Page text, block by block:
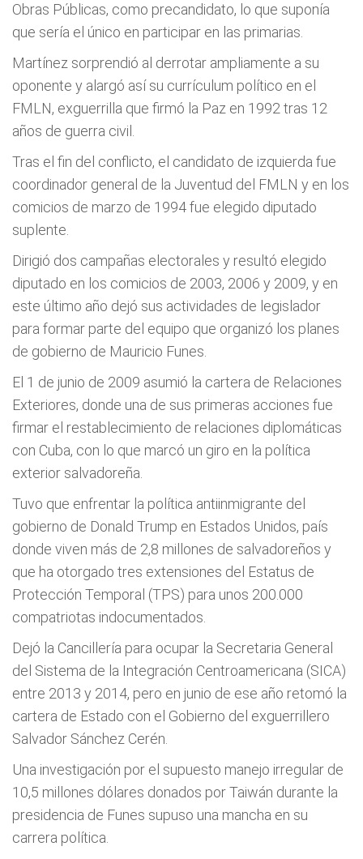
Obras Públicas, como precandidato, lo que suponía
que sería el único en participar en las primarias.
Martínez sorprendió al derrotar ampliamente a su
oponente y alargó así su currículum político en el
FMLN, exguerrilla que firmó la Paz en 1992 tras 12
años de guerra civil.
Tras el fin del conflicto, el candidato de izquierda fue
coordinador general de la Juventud del FMLN y en los
comicios de marzo de 1994 fue elegido diputado
suplente.
Dirigió dos campañas electorales y resultó elegido
diputado en los comicios de 2003, 2006 y 2009, y en
este último año dejó sus actividades de legislador
para formar parte del equipo que organizó los planes
de gobierno de Mauricio Funes.
El 1 de junio de 2009 asumió la cartera de Relaciones
Exteriores, donde una de sus primeras acciones fue
firmar el restablecimiento de relaciones diplomáticas
con Cuba, con lo que marcó un giro en la política
exterior salvadoreña.
Tuvo que enfrentar la política antiinmigrante del
gobierno de Donald Trump en Estados Unidos, país
donde viven más de 2,8 millones de salvadoreños y
que ha otorgado tres extensiones del Estatus de
Protección Temporal (TPS) para unos 200.000
compatriotas indocumentados.
Dejó la Cancillería para ocupar la Secretaria General
del Sistema de la Integración Centroamericana (SICA)
entre 2013 y 2014, pero en junio de ese año retomó la
cartera de Estado con el Gobierno del exguerrillero
Salvador Sánchez Cerén.
Una investigación por el supuesto manejo irregular de
10,5 millones dólares donados por Taiwán durante la
presidencia de Funes supuso una mancha en su
carrera política.